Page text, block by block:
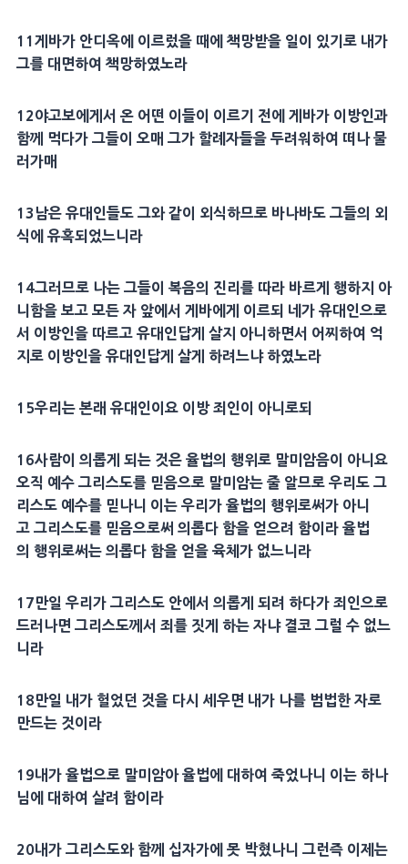
11 게바가 안디옥에 이르렀을 때에 책망받을 일이 있기로 내가
그를 대면하여 책망하였노라
12야고보에게서 온 어떤 이들이 이르기 전에 게바가 이방인과
함께 먹다가 그들이 오매 그가 할례 자들을 두려워하여 떠나 물
러가매
13남은 유대인들도 그와 같이 외식하므로 바나바도 그들의 외
식에 유혹되었느니라
14그러므로 나는 그들이 복음의 진리 를 따라 바르게 행하지 아
니함을 보고 모든 자 앞에서 게바에게 이르되 네가 유대인으로
서 이방인을 따르고 유대인답게 살지 아니하면서 어찌하여 억
지 로 이방인을 유대인답게 살게 하려느냐 하였노라
15우리는 본래 유대인이요 이방 죄인이 아니로되
16사람이 의롭게 되는 것은 율법의 행위 로 말미암음이 아니요
오직 예수 그리스도를 믿음으로 말미암는 줄 알므로 우리도 그
리스도예수를 믿나니 이는 우리가 율법의 행위 로써가 아니
고 그리스도를 믿음으로써 의롭다 함을 얻으려 함이라 율법
의 행위 로써는 의롭다 함을 얻을 육체가 없느니라
17만일 우리가 그리스도안에서 의롭게 되려 하다가 죄인으로
드러나면 그리스도께서 죄를 짓게 하는 자냐 결코 그럴 수 없느
니라
18만일 내가 헐었던 것을 다시 세우면 내가 나를 범법한 자로
만드는 것이라
19내가 율법으로 말미암아율법에 대하여 죽었나니 이는 하나
님에 대하여 살려 함이라
20내가 그리스도와 함께 십자가에 못 박혔나니 그런즉 이제는